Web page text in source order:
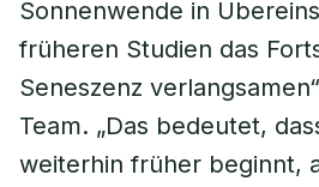
Sonnenwende in
früheren Studien das
Seneszenz
Team. „Das bedeutet,
weiterhin früher beginnt,